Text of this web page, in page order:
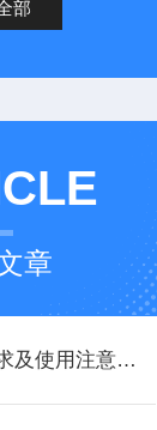
部
章
减压阀的安装要求及使用注意事项